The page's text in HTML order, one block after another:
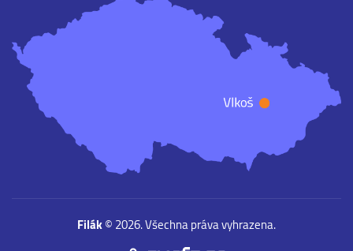
Filák© 2026. Všechna práva vyhrazena.